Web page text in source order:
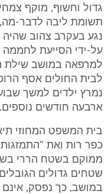
גדול וחשוף, מוקף
תשומת ליבה לדבר-מה,
נגע בעקרב צהוב
על-ידי הסייעת
למרפאה במושב שילת
לבית החולים אסף
נמרץ ילדים למשך
ארבעה חודשים נוספים.
בית המשפט המחוזי
כפר רות ואת
ממוקם בשטח הררי
שטחים גדולים
במושב, כך נפסק, אינם